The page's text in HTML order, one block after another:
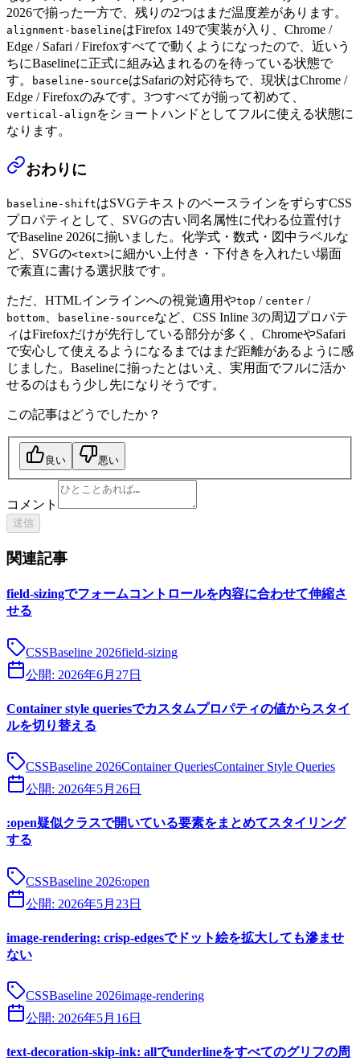
2026で揃った一方で、残りの2つはまだ温度差があります。
alignment-baselineはFirefox 149で実装が入り、Chrome /
Edge / Safari / Firefoxすべてで動くようになったので、近いう
ちにBaselineに正式に組み込まれるのを待っている状態で
す。
baseline-sourceはSafariの対応待ちで、現状はChrome /
Edge / Firefoxのみです。3つすべてが揃って初めて、
vertical-align をショートハンドとしてフルに使える状態に
なります。
おわりに
baseline-shiftはSVGテキストのベースラインをずらすCSS
プロパティとして、SVGの古い同名属性に代わる位置付け
でBaseline 2026に揃いました。化学式・数式・図中ラベルな
ど、SVGの<text>に細かい上付き・下付きを入れたい場面
で素直に書ける選択肢です。
ただ、HTMLインラインへの視覚適用やtop / center /
bottom baseline-sourceなど、CSS Inline 3の周辺プロパテ
ィはFirefoxだけが先行している部分が多く、ChromeやSafari
で安心して使えるようになるまではまだ距離があるように感
じました。Baselineに揃ったとはいえ、実用面でフルに活か
せるのはもう少し先になりそうです。
この記事はどうでしたか？
良い 悪い
コメント
送信
関連記事
field-sizingでフォームコントロールを内容に合わせて伸縮さ
せる
CSSBaseline 2026field-sizing
公開: 2026年6月27日
Container style queriesでカスタムプロパティの値からスタイ
ルを切り替える
CSSBaseline 2026Container QueriesContainer Style Queries
公開: 2026年5月26日
:open疑似クラスで開いている要素をまとめてスタイリング
する
CSSBaseline 2026:open
公開: 2026年5月23日
image-rendering: crisp-edgesでドット絵を拡大しても滲ませ
ない
CSSBaseline 2026image-rendering
公開: 2026年5月16日
text-decoration-skip-ink: allでunderlineをすべてのグリフの周